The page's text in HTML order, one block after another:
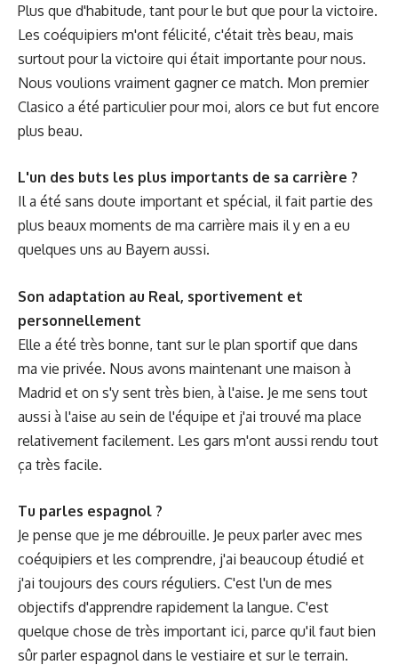
Plus que d'habitude, tant pour le but que pour la victoire.
Les coéquipiers m'ont félicité, c'était très beau, mais
surtout pour la victoire qui était importante pour nous.
Nous voulions vraiment gagner ce match. Mon premier
Clasico a été particulier pour moi, alors ce but fut encore
plus beau.
L'un des buts les plus importants de sa carrière ?
Il a été sans doute important et spécial, il fait partie des
plus beaux moments de ma carrière mais il y en a eu
quelques uns au Bayern aussi.
Son adaptation au Real, sportivement et
personnellement
Elle a été très bonne, tant sur le plan sportif que dans
ma vie privée. Nous avons maintenant une maison à
Madrid et on s'y sent très bien, à l'aise. Je me sens tout
aussi à l'aise au sein de l'équipe et j'ai trouvé ma place
relativement facilement. Les gars m'ont aussi rendu tout
ça très facile.
Tu parles espagnol ?
Je pense que je me débrouille. Je peux parler avec mes
coéquipiers et les comprendre, j'ai beaucoup étudié et
j'ai toujours des cours réguliers. C'est l'un de mes
objectifs d'apprendre rapidement la langue. C'est
quelque chose de très important ici, parce qu'il faut bien
sûr parler espagnol dans le vestiaire et sur le terrain.